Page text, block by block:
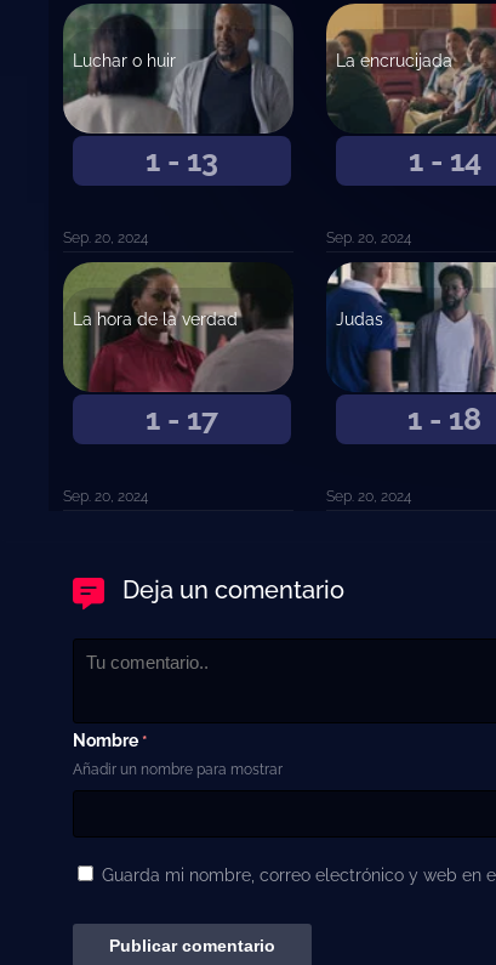
1 - 13
Luchar o huir
Sep. 20, 2024
1 - 14
La encrucijada
Sep. 20, 2024
1 - 17
La hora de la verdad
Sep. 20, 2024
1 - 18
Judas
Sep. 20, 2024
Deja un comentario
Nombre *
Añadir un nombre para mostrar
Guarda mi nombre, correo electrónico y web en